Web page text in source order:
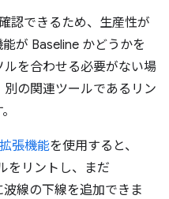
認できるため、生産性が
が Baseline かどうかを
を合わせる必要がない場
の関連ツールであるリン
張機能を使用すると、
をリントし、まだ
線の下線を追加できま